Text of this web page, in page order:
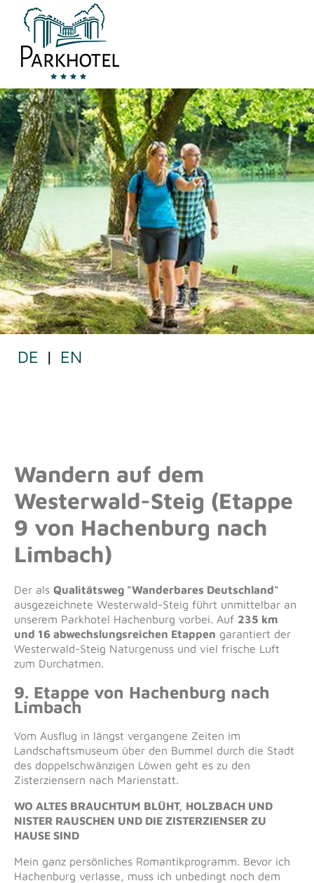
DE | EN
Wandern auf dem
Westerwald-Steig (Etappe
9 von Hachenburg nach
Limbach)
Der als Qualitätsweg "Wanderbares Deutschland"
ausgezeichnete Westerwald-Steig führt unmittelbar an
unserem Parkhotel Hachenburg vorbei. Auf 235 km
und 16 abwechslungsreichen Etappen garantiert der
Westerwald-Steig Naturgenuss und viel frische Luft
zum Durchatmen.
9. Etappe von Hachenburg nach
Limbach
Vom Ausflug in längst vergangene Zeiten im
Landschaftsmuseum über den Bummel durch die Stadt
des doppelschwänzigen Löwen geht es zu den
Zisterziensern nach Marienstatt.
WO ALTES BRAUCHTUM BLÜHT, HOLZBACH UND
NISTER RAUSCHEN UND DIE ZISTERZIENSER ZU
HAUSE SIND
Mein ganz persönliches Romantikprogramm. Bevor ich
Hachenburg verlasse, muss ich unbedingt noch dem